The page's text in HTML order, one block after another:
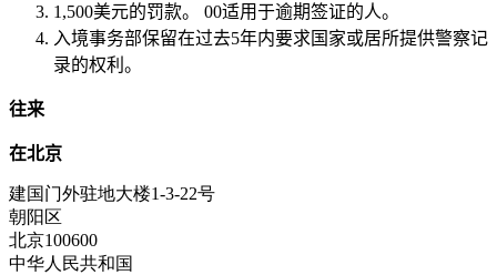
1,500美元的罚款。 00适用于逾期签证的人。
入境事务部保留在过去5年内要求国家或居所提供警察记
录的权利。
往来
在北京
建国门外驻地大楼1-3-22号
朝阳区
北京100600
中华人民共和国